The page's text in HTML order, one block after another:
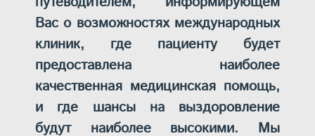
Вас о возможностях международных
клиник, где пациенту будет
предоставлена наиболее
качественная медицинская помощь,
и где шансы на выздоровление
будут наиболее высокими. Мы